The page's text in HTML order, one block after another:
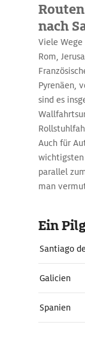
nach
Viele
Rom,
Pyrenäen,
sind es
Auch für
parallel
man
Ein
Santiago
Galicien
Spanien